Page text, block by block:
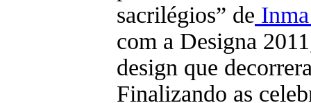
sacrilégios” de
com a Designa
design que
Finalizando as